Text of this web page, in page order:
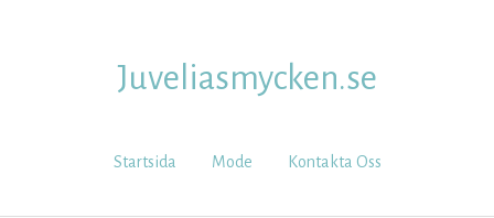
Juveliasmycken.se
Startsida Mode Kontakta Oss